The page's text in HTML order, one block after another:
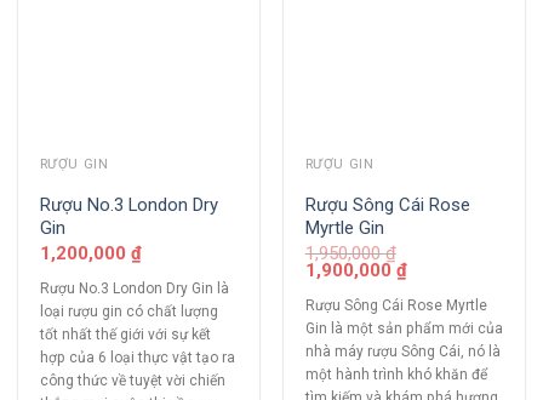
RƯỢU GIN
Rượu No.3 London Dry
Gin
1,200,000 ₫
Rượu No.3 London Dry Gin là
loại rượu gin có chất lượng
tốt nhất thế giới với sự kết
hợp của 6 loại thực vật tạo ra
công thức về tuyệt vời chiến
RƯỢU GIN
Rượu Sông Cái Rose
Myrtle Gin
1,950,000₫
1,900,000₫
Rượu Sông Cái Rose Myrtle
Gin là một sản phẩm mới của
nhà máy rượu Sông Cái, nó là
một hành trình khó khăn để